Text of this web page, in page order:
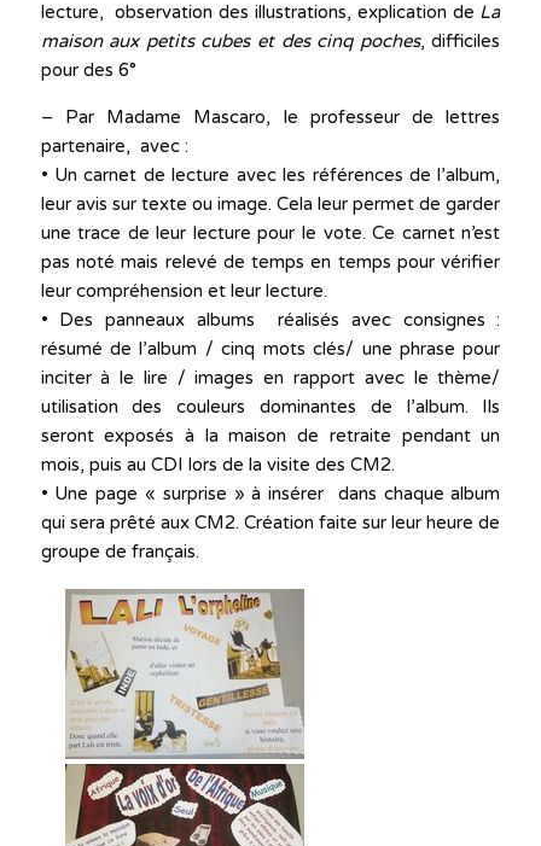
lecture, observation des illustrations, explication de La
maison aux petits cubes et des cinq poches, difficiles
pour des 6°
– Par Madame Mascaro, le professeur de lettres
partenaire, avec :
• Un carnet de lecture avec les références de l’album,
leur avis sur texte ou image. Cela leur permet de garder
une trace de leur lecture pour le vote. Ce carnet n’est
pas noté mais relevé de temps en temps pour vérifier
leur compréhension et leur lecture.
• Des panneaux albums réalisés avec consignes :
résumé de l’album / cinq mots clés/ une phrase pour
inciter à le lire / images en rapport avec le thème/
utilisation des couleurs dominantes de l’album. Ils
seront exposés à la maison de retraite pendant un
mois, puis au CDI lors de la visite des CM2.
• Une page « surprise » à insérer dans chaque album
qui sera prêté aux CM2. Création faite sur leur heure de
groupe de français.